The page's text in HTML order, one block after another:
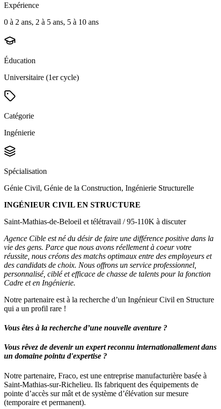
Expérience
0 à 2 ans, 2 à 5 ans, 5 à 10 ans
Éducation
Universitaire (1er cycle)
Catégorie
Ingénierie
Spécialisation
Génie Civil, Génie de la Construction, Ingénierie Structurelle
INGÉNIEUR CIVIL EN STRUCTURE
Saint-Mathias-de-Beloeil et télétravail / 95-110K à discuter
Agence Cible est né du désir de faire une différence positive dans la
vie des gens. Parce que nous avons réellement à coeur votre
réussite, nous créons des matchs optimaux entre des employeurs et
des candidats de choix. Nous offrons un service professionnel,
personnalisé, ciblé et efficace de chasse de talents pour la fonction
Cadre et en Ingénierie.
Notre partenaire est à la recherche d’un Ingénieur Civil en Structure
qui a un profil rare !
Vous êtes à la recherche d’une nouvelle aventure ?
Vous rêvez de devenir un expert reconnu internationallement dans
un domaine pointu d'expertise ?
Notre partenaire, Fraco, est une entreprise manufacturière basée à
Saint-Mathias-sur-Richelieu. Ils fabriquent des équipements de
pointe d’accès sur mât et de système d’élévation sur mesure
(temporaire et permanent).